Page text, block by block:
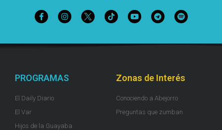
PROGRAMAS
El Daily Diario
El Var
Hijos de la Guayaba
Zonas de Interés
Conociendo a Abejorro
Preguntas que zumban